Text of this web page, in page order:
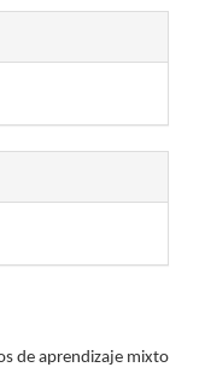
de aprendizaje mixto